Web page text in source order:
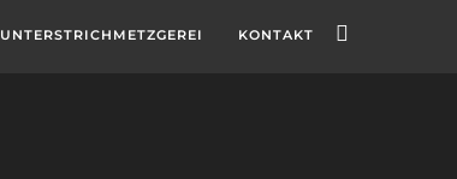
UNTERSTRICHMETZGEREI KONTAKT